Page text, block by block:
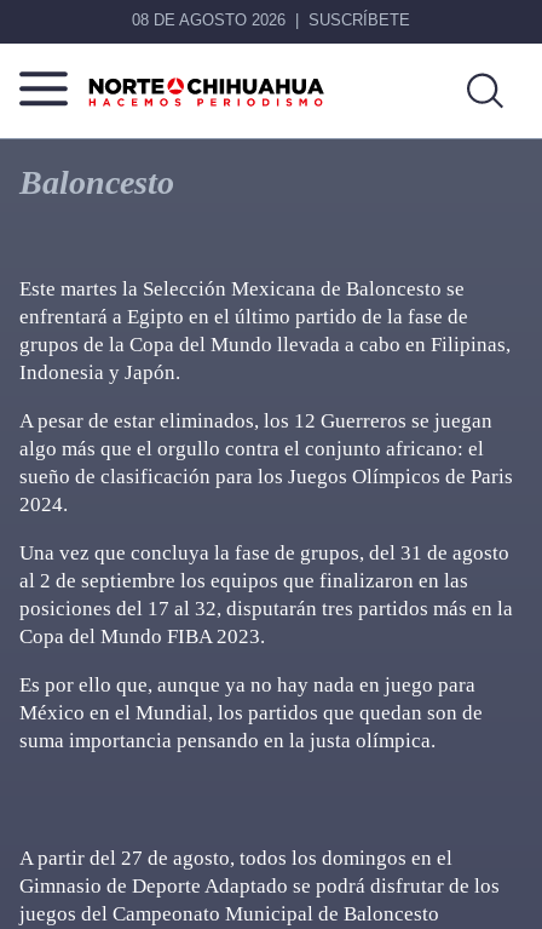
08 DE AGOSTO 2026 SUSCRÍBETE
Norte
Chihuahua
Más
que
noticias,
Baloncesto
Este martes la Selección Mexicana de Baloncesto se
enfrentará a Egipto en el último partido de la fase de
grupos de la Copa del Mundo llevada a cabo en Filipinas,
Indonesia y Japón.
A pesar de estar eliminados, los 12 Guerreros se juegan
algo más que el orgullo contra el conjunto africano: el
sueño de clasificación para los Juegos Olímpicos de Paris
2024.
Una vez que concluya la fase de grupos, del 31 de agosto
al 2 de septiembre los equipos que finalizaron en las
posiciones del 17 al 32, disputarán tres partidos más en la
Copa del Mundo FIBA 2023.
Es por ello que, aunque ya no hay nada en juego para
México en el Mundial, los partidos que quedan son de
suma importancia pensando en la justa olímpica.
A partir del 27 de agosto, todos los domingos en el
Gimnasio de Deporte Adaptado se podrá disfrutar de los
juegos del Campeonato Municipal de Baloncesto